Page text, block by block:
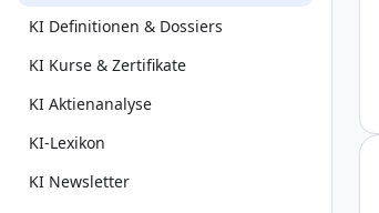
KI Definitionen & Dossiers
KI Kurse & Zertifikate
KI Aktienanalyse
KI-Lexikon
KI Newsletter